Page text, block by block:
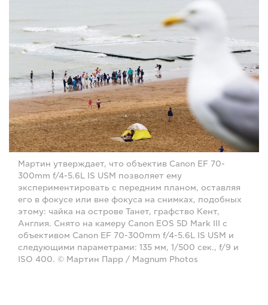
Мартин утверждает, что объектив Canon EF 70-
300mm f/4-5.6L IS USM позволяет ему
экспериментировать с передним планом, оставляя
его в фокусе или вне фокуса на снимках, подобных
этому: чайка на острове Танет, графство Кент,
Англия. Снято на камеру Canon EOS 5D Mark III с
объективом Canon EF 70-300mm f/4-5.6L IS USM и
следующими параметрами: 135 мм, 1/500 сек., f/9 и
ISO 400. © Мартин Парр / Magnum Photos